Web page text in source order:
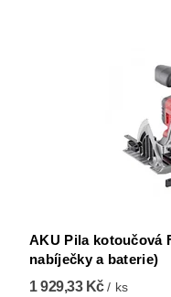
AKU Pila kotoučová
nabíječky a baterie)
1 929,33 Kč/ ks